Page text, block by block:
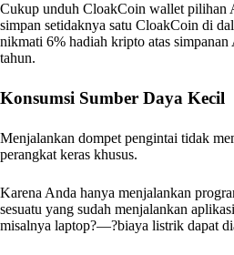
Cukup unduh CloakCoin wallet pilihan
simpan setidaknya satu CloakCoin di
nikmati 6% hadiah kripto atas simpanan
tahun.
Konsumsi Sumber Daya Kecil
Menjalankan dompet pengintai tidak
perangkat keras khusus.
Karena Anda hanya menjalankan
sesuatu yang sudah menjalankan
misalnya laptop?—?biaya listrik dapat